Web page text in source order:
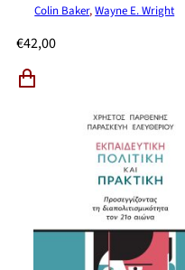
Colin Baker,Wayne E. Wright
€42,00